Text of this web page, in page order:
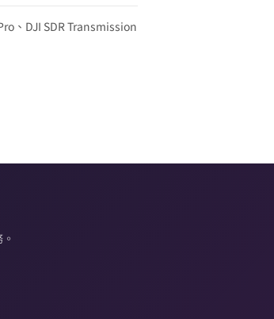
、DJI SDR Transmission